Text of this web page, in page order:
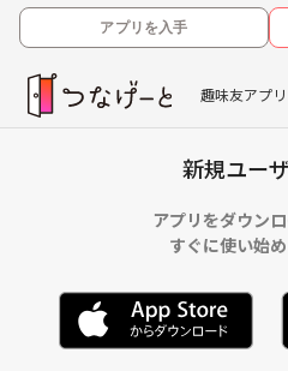
アプリを入手
趣味友アプリ
新規ユー
アプリをダウンロ
すぐに使い始め